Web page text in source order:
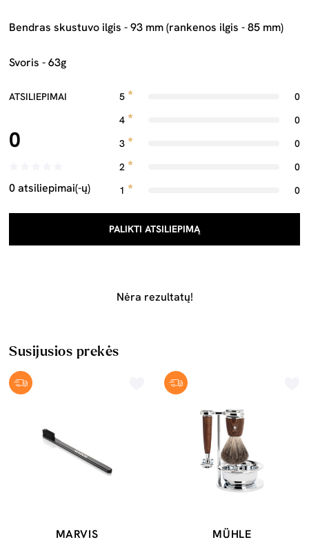
Bendras skustuvo ilgis - 93 mm (rankenos ilgis - 85 mm)
Svoris - 63g
ATSILIEPIMAI
0
0 atsiliepimai(-ų)
5
0
4
0
3
0
2
0
1
0
PALIKTI ATSILIEPIMĄ
Nėra rezultatų!
Susijusios prekės
MARVIS MÜHLE